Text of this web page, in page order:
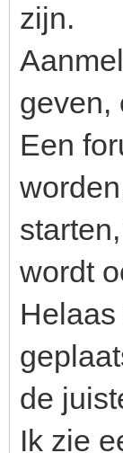
zijn.
geven,
Een
wordt
de
Ik zie